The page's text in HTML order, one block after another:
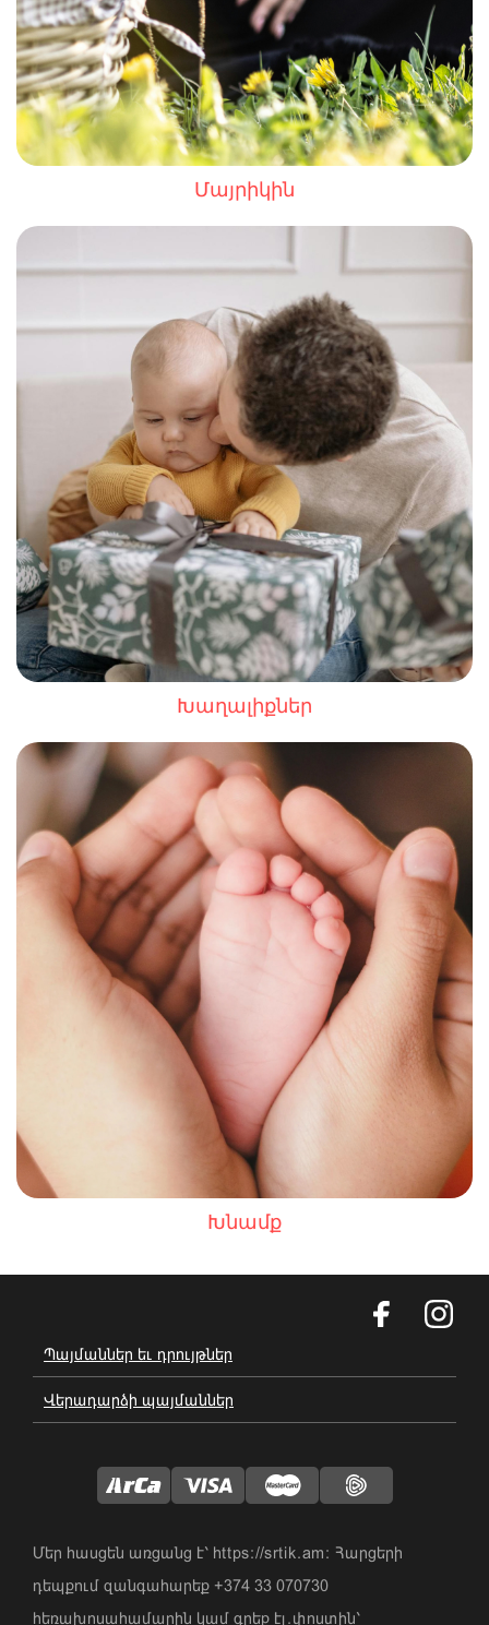
Մայրիկին
Խաղալիքներ
Խնամք
Պայմաններ եւ դրույթներ
Վերադարձի պայմաններ
Մեր հասցեն առցանց է՝ https://srtik.am։ Հարցերի
դեպքում զանգահարեք +374 33 070730
հեռախոսահամարին կամ գրեք էլ.փոստին՝